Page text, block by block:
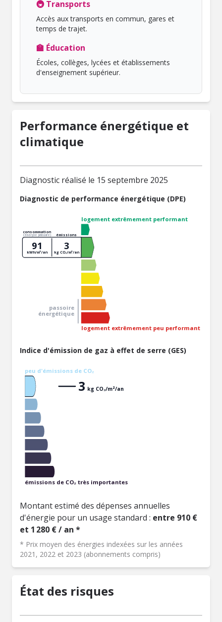
🚇 Transports
Accès aux transports en commun, gares et
temps de trajet.
🏫 Éducation
Écoles, collèges, lycées et établissements
d'enseignement supérieur.
Performance énergétique et
climatique
Diagnostic réalisé le 15 septembre 2025
Diagnostic de performance énergétique (DPE)
logement extrêmement performant
logement extrêmement peu performant
passoire
énergétique
consommation
(énergie primaire) émissions
91
kWh/m²/an
3
kg CO₂/m²/an
Indice d'émission de gaz à effet de serre (GES)
peu d'émissions de CO₂
émissions de CO₂ très importantes
3 kg CO₂/m²/an
Montant estimé des dépenses annuelles
d'énergie pour un usage standard : entre 910 €
et 1 280 € / an *
* Prix moyen des énergies indexées sur les années
2021, 2022 et 2023 (abonnements compris)
État des risques